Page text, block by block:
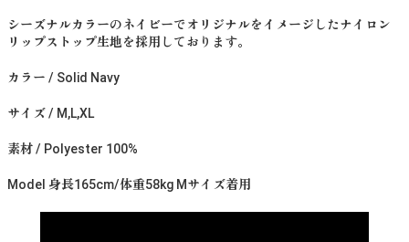
シーズナルカラーのネイビーでオリジナルをイメージしたナイロン
リップストップ生地を採用しております。
カラー / Solid Navy
サイズ / M,L,XL
素材 / Polyester 100%
Model 身長165cm/体重58kg Mサイズ着用